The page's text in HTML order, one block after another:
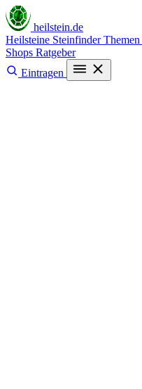
heilstein.de
Heilsteine SteinfinderThemen
Shops Ratgeber
Eintragen